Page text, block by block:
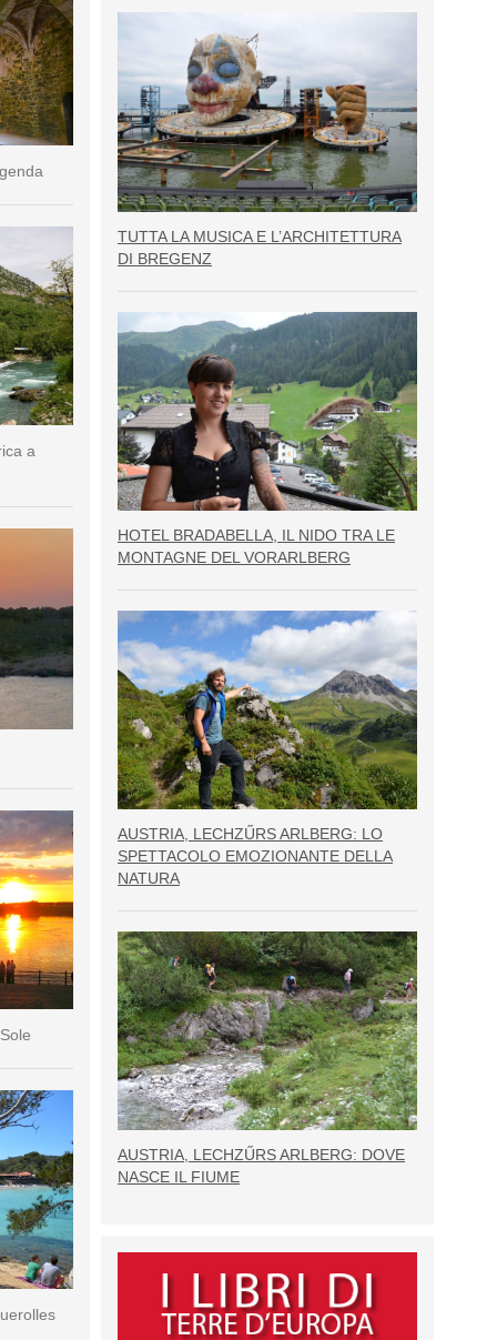
a
TUTTA LA MUSICA E L’ARCHITETTURA
DI BREGENZ
HOTEL BRADABELLA, IL NIDO TRA LE
MONTAGNE DEL VORARLBERG
AUSTRIA, LECHZŰRS ARLBERG: LO
SPETTACOLO EMOZIONANTE DELLA
NATURA
AUSTRIA, LECHZŰRS ARLBERG: DOVE
NASCE IL FIUME